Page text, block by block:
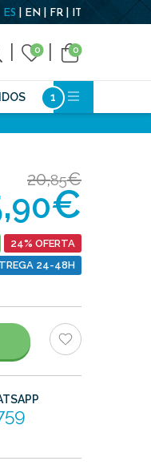
ES EN FR IT
0 0
20,85€
90€
24% OFERTA
24-48H